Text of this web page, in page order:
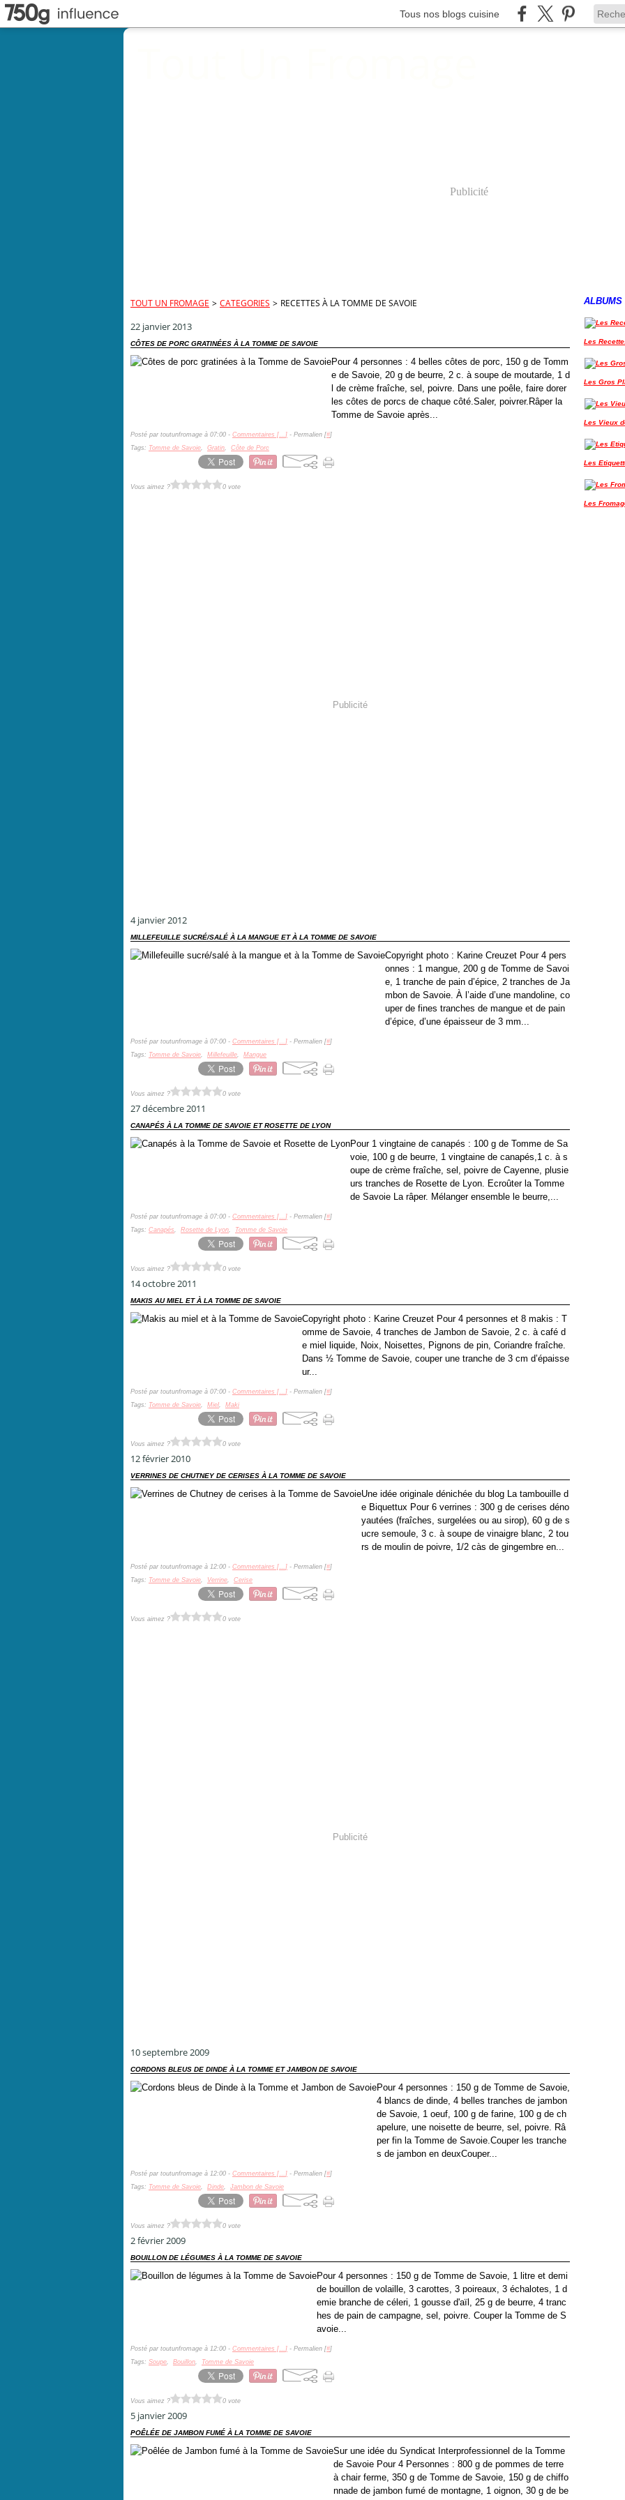
Tous nos blogs cuisine
Publicité
TOUT UN FROMAGE > CATEGORIES > RECETTES À LA TOMME DE SAVOIE
22 janvier 2013
CÔTES DE PORC GRATINÉES À LA TOMME DE SAVOIE
Pour 4 personnes : 4 belles côtes de porc, 150 g de Tomm
e de Savoie, 20 g de beurre, 2 c. à soupe de moutarde, 1 d
l de crème fraîche, sel, poivre. Dans une poêle, faire dorer
les côtes de porcs de chaque côté.Saler, poivrer.Râper la
Tomme de Savoie après...
Posté par toutunfromage à 07:00 - Commentaires […] - Permalien [#]
Tags: Tomme de Savoie, Gratin, Côte de Porc
Vous aimez ? 0 vote
Publicité
4 janvier 2012
MILLEFEUILLE SUCRÉ/SALÉ À LA MANGUE ET À LA TOMME DE SAVOIE
Copyright photo : Karine Creuzet Pour 4 pers
onnes : 1 mangue, 200 g de Tomme de Savoi
e, 1 tranche de pain d’épice, 2 tranches de Ja
mbon de Savoie. À l’aide d’une mandoline, co
uper de fines tranches de mangue et de pain
d’épice, d’une épaisseur de 3 mm...
Posté par toutunfromage à 07:00 - Commentaires […] - Permalien [#]
Tags: Tomme de Savoie, Millefeuille, Mangue
Vous aimez ? 0 vote
27 décembre 2011
CANAPÉS À LA TOMME DE SAVOIE ET ROSETTE DE LYON
Pour 1 vingtaine de canapés : 100 g de Tomme de Sa
voie, 100 g de beurre, 1 vingtaine de canapés,1 c. à s
oupe de crème fraîche, sel, poivre de Cayenne, plusie
urs tranches de Rosette de Lyon. Ecroûter la Tomme
de Savoie La râper. Mélanger ensemble le beurre,...
Posté par toutunfromage à 07:00 - Commentaires […] - Permalien [#]
Tags: Canapés, Rosette de Lyon, Tomme de Savoie
Vous aimez ? 0 vote
14 octobre 2011
MAKIS AU MIEL ET À LA TOMME DE SAVOIE
Copyright photo : Karine Creuzet Pour 4 personnes et 8 makis : T
omme de Savoie, 4 tranches de Jambon de Savoie, 2 c. à café d
e miel liquide, Noix, Noisettes, Pignons de pin, Coriandre fraîche.
Dans ½ Tomme de Savoie, couper une tranche de 3 cm d’épaisse
ur...
Posté par toutunfromage à 07:00 - Commentaires […] - Permalien [#]
Tags: Tomme de Savoie, Miel, Maki
Vous aimez ? 0 vote
12 février 2010
VERRINES DE CHUTNEY DE CERISES À LA TOMME DE SAVOIE
Une idée originale dénichée du blog La tambouille d
e Biquettux Pour 6 verrines : 300 g de cerises déno
yautées (fraîches, surgelées ou au sirop), 60 g de s
ucre semoule, 3 c. à soupe de vinaigre blanc, 2 tou
rs de moulin de poivre, 1/2 càs de gingembre en...
Posté par toutunfromage à 12:00 - Commentaires […] - Permalien [#]
Tags: Tomme de Savoie, Verrine, Cerise
Vous aimez ? 0 vote
Publicité
10 septembre 2009
CORDONS BLEUS DE DINDE À LA TOMME ET JAMBON DE SAVOIE
Pour 4 personnes : 150 g de Tomme de Savoie,
4 blancs de dinde, 4 belles tranches de jambon
de Savoie, 1 oeuf, 100 g de farine, 100 g de ch
apelure, une noisette de beurre, sel, poivre. Râ
per fin la Tomme de Savoie.Couper les tranche
s de jambon en deuxCouper...
Posté par toutunfromage à 12:00 - Commentaires […] - Permalien [#]
Tags: Tomme de Savoie, Dinde, Jambon de Savoie
Vous aimez ? 0 vote
2 février 2009
BOUILLON DE LÉGUMES À LA TOMME DE SAVOIE
Pour 4 personnes : 150 g de Tomme de Savoie, 1 litre et demi
de bouillon de volaille, 3 carottes, 3 poireaux, 3 échalotes, 1 d
emie branche de céleri, 1 gousse d'aïl, 25 g de beurre, 4 tranc
hes de pain de campagne, sel, poivre. Couper la Tomme de S
avoie...
Posté par toutunfromage à 12:00 - Commentaires […] - Permalien [#]
Tags: Soupe, Bouillon, Tomme de Savoie
Vous aimez ? 0 vote
5 janvier 2009
POÊLÉE DE JAMBON FUMÉ À LA TOMME DE SAVOIE
Sur une idée du Syndicat Interprofessionnel de la Tomme
de Savoie Pour 4 Personnes : 800 g de pommes de terre
à chair ferme, 350 g de Tomme de Savoie, 150 g de chiffo
nnade de jambon fumé de montagne, 1 oignon, 30 g de be
ALBUMS
Les
Les Gros
Les Vieux
Les
Les